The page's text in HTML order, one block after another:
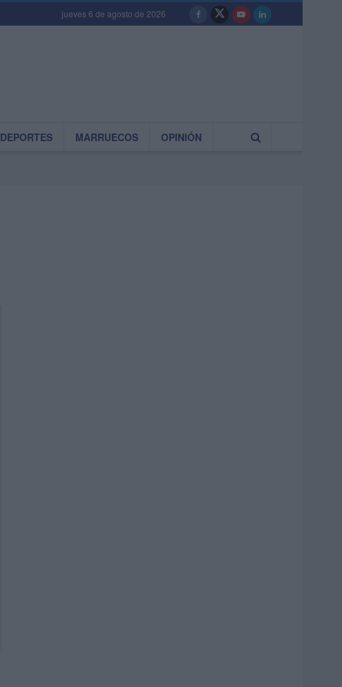
jueves 6 de agosto de 2026
DEPORTES MARRUECOS OPINIÓN